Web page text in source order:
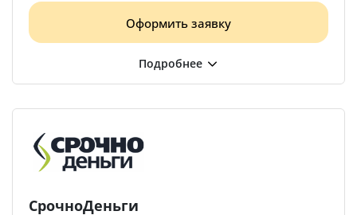
Оформить заявку
СрочноДеньги